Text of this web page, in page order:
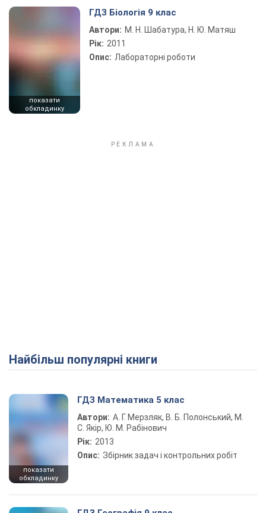
Play Video
показати
обкладинку
ГДЗ Біологія 9 клас
Автори: М. Н. Шабатура, Н. Ю. Матяш
Рік: 2011
Опис: Лабораторні роботи
Найбільш популярні книги
показати
обкладинку
ГДЗ Математика 5 клас
Автори: А. Г. Мерзляк, В. Б. Полонський, М.
С. Якір, Ю. М. Рабінович
Рік: 2013
Опис: Збірник задач і контрольних робіт